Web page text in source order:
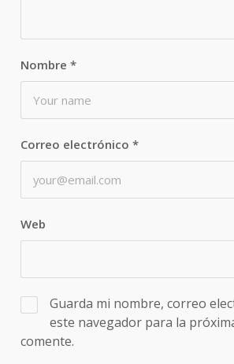
Nombre *
Correo electrónico *
Web
Guarda mi nombre, correo
este navegador para la
comente.